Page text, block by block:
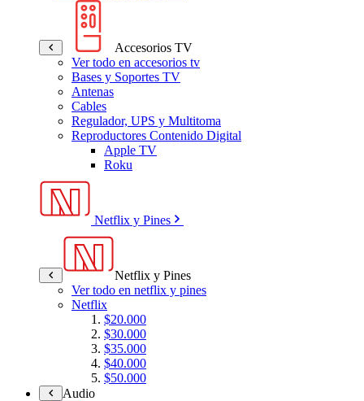
Accesorios TV
Ver todo en accesorios tv
Bases y Soportes TV
Antenas
Cables
Regulador, UPS y Multitoma
Reproductores Contenido Digital
Apple TV
Roku
Netflix y Pines
Netflix y Pines
Ver todo en netflix y pines
Netflix
$20.000
$30.000
$35.000
$40.000
$50.000
Audio